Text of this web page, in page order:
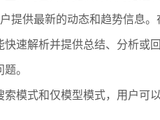
供最新的动态和趋势信息。
速解析并提供总结、分析或回
。
模式和仅模型模式，用户可